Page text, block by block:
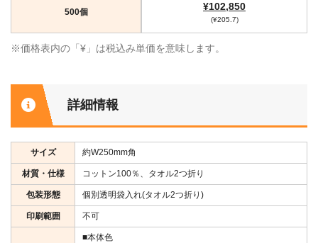
500個 ¥102,850
(¥205.7)
※価格表内の「¥」は税込み単価を意味します。
詳細情報
サイズ 約W250mm角
材質・仕様 コットン100％、タオル2つ折り
包装形態 個別透明袋入れ(タオル2つ折り)
印刷範囲 不可
■本体色